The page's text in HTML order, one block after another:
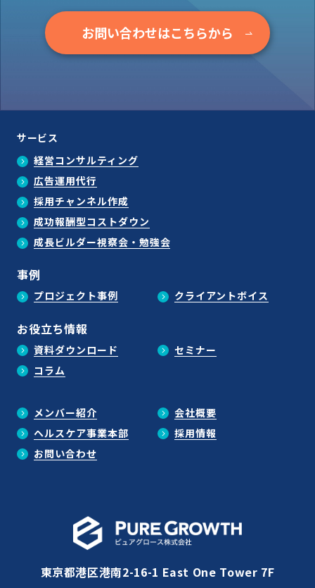
お問い合わせはこちらから
サービス
経営コンサルティング
広告運用代行
採用チャンネル作成
成功報酬型コストダウン
成長ビルダー視察会・勉強会
事例
プロジェクト事例 クライアントボイス
お役立ち情報
資料ダウンロード
セミナー
コラム
メンバー紹介
会社概要
ヘルスケア事業本部
採用情報
お問い合わせ
東京都港区港南2-16-1 East One Tower 7F